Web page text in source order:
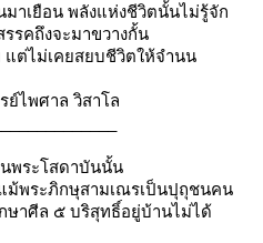
เยือน พลังแห่งชีวิตนั้นไม่รู้จัก
รคถึงจะมาขวางกั้น
แต่ไม่เคยสยบชีวิตให้จำนน
ย์ไพศาล วิสาโล
พระโสดาบันนั้น
ม้พระภิกษุสามเณรเป็นปุถุชนคน
ษาศีล ๕ บริสุทธิ์อยู่บ้านไม่ได้